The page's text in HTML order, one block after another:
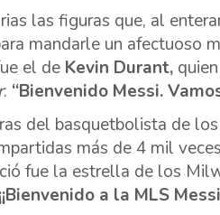
las figuras que, al
mandarle un afectuoso
el de Kevin Durant,
: “Bienvenido Messi.
del basquetbolista de
más de 4 mil
fue la estrella de los
a la MLS